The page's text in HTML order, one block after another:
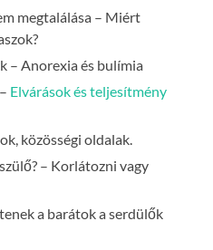
megtalálása – Miért
– Anorexia és bulímia
Elvárások és teljesítmény
közösségi oldalak.
– Korlátozni vagy
a barátok a serdülők